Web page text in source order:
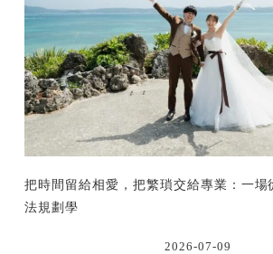
把時間留給相愛，把繁瑣交給專業：一場
法規劃學
2026-07-09